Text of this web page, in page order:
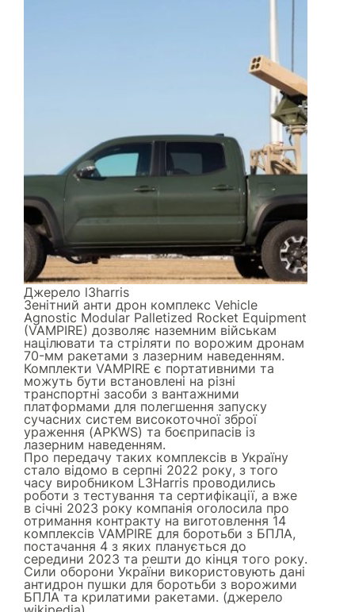
Джерело l3harris
Зенітний анти дрон комплекс Vehicle
Agnostic Modular Palletized Rocket Equipment
(VAMPIRE) дозволяє наземним військам
націлювати та стріляти по ворожим дронам
70-мм ракетами з лазерним наведенням.
Комплекти VAMPIRE є портативними та
можуть бути встановлені на різні
транспортні засоби з вантажними
платформами для полегшення запуску
сучасних систем високоточної зброї
ураження (APKWS) та боєприпасів із
лазерним наведенням.
Про передачу таких комплексів в Україну
стало відомо в серпні 2022 року, з того
часу виробником L3Harris проводились
роботи з тестування та сертифікації, а вже
в січні 2023 року компанія оголосила про
отримання контракту на виготовлення 14
комплексів VAMPIRE для боротьби з БПЛА,
постачання 4 з яких планується до
середини 2023 та решти до кінця того року.
Сили оборони України використовують дані
антидрон пушки для боротьби з ворожими
БПЛА та крилатими ракетами. (джерело